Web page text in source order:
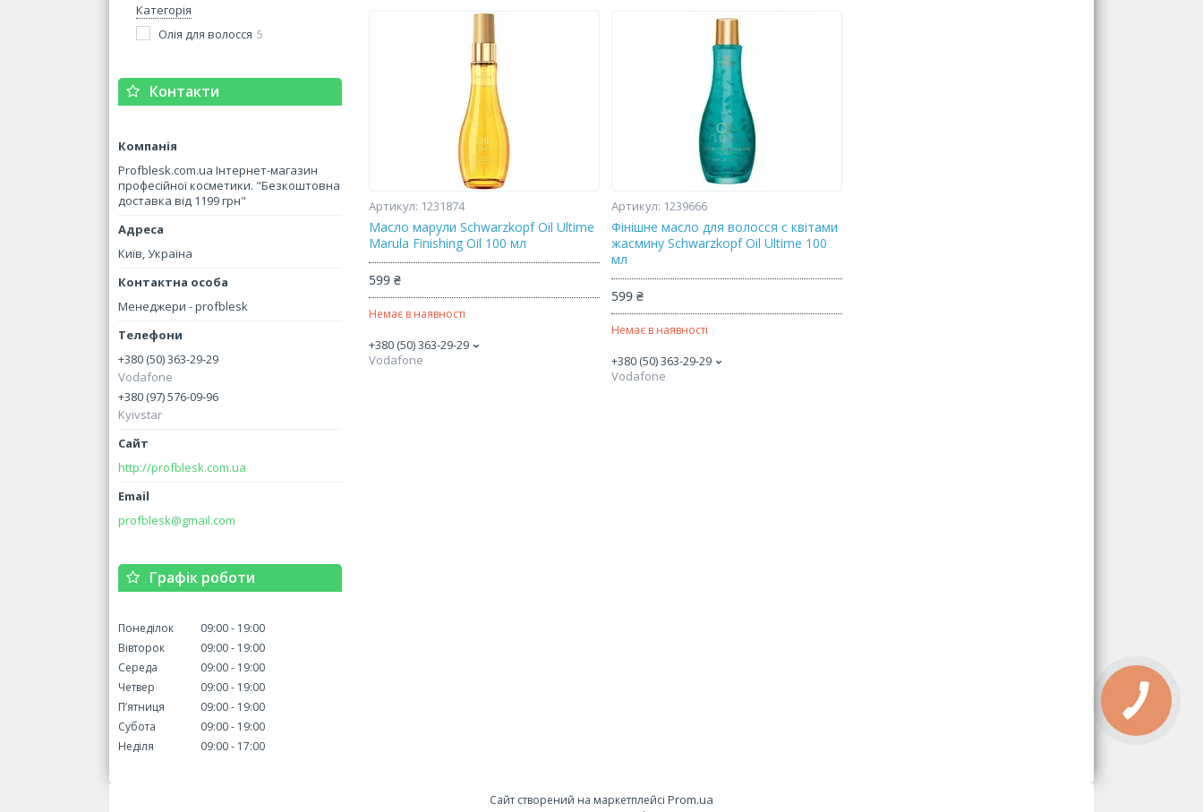
Категорія
Олія для волосся 5
Контакти
Profblesk.com.ua Інтернет-магазин
професійної косметики. "Безкоштовна
доставка від 1199 грн"
Київ, Україна
Менеджери - profblesk
+380 (50) 363-29-29
Vodafone
+380 (97) 576-09-96
Kyivstar
http://profblesk.com.ua
profblesk@gmail.com
Графік роботи
Понеділок 09:00
19:00
Вівторок
09:00
19:00
Середа
09:00
19:00
Четвер
09:00
19:00
Пʼятниця
09:00
19:00
Субота
09:00
19:00
Неділя
09:00 17:00
1231874
Масло марули Schwarzkopf Oil Ultime
Marula Finishing Oil 100 мл
599 ₴
Немає в наявності
+380 (50) 363-29-29
Vodafone
1239666
Фінішне масло для волосся c квітами
жасмину Schwarzkopf Oil Ultime 100
мл
599 ₴
Немає в наявності
+380 (50) 363-29-29
Vodafone
Сайт створений на маркетплейсі Prom.ua